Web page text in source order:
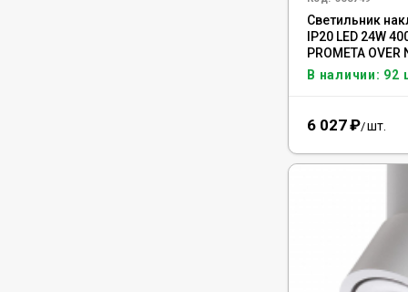
Светильник
IP20 LED 24W
PROMETA OVER
358749
В наличии: 92
6 027₽/шт.